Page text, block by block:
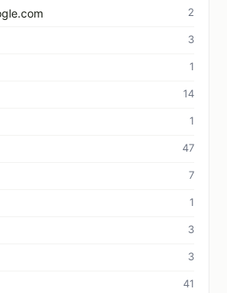
2
3
1
14
1
47
7
1
3
3
41